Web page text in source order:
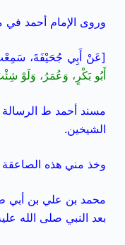
وروى الإمام أحمد في
[عَنْ أَبِي جُحَيْفَةَ،
أَبُو بَكْرٍ، وَعُمَرُ، وَلَوْ
الشيخين.
وخذ مني هذه
محمد بن علي بن أبي
بعد النبي صلى الله